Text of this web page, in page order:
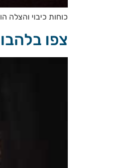
כוחות כיבוי והצלה
צפו